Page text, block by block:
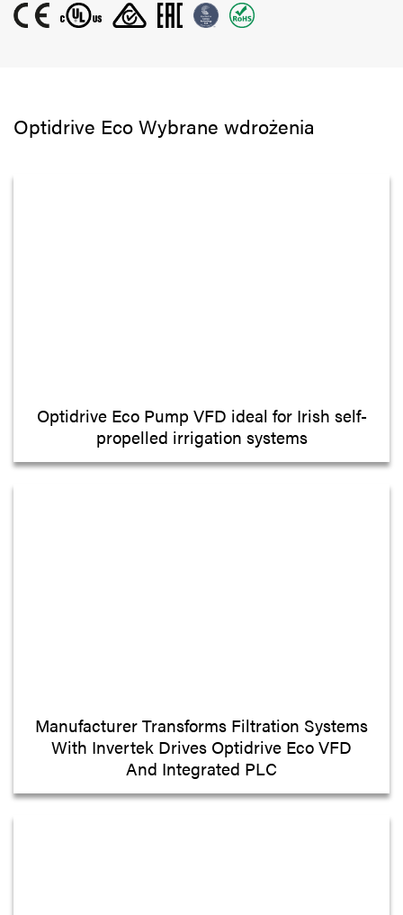
Optidrive Eco Wybrane wdrożenia
Optidrive Eco Pump VFD ideal for Irish self-
propelled irrigation systems
Manufacturer Transforms Filtration Systems
With Invertek Drives Optidrive Eco VFD
And Integrated PLC